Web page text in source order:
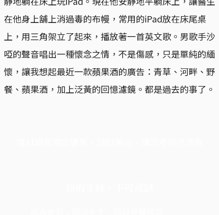
在他身上舖上消過毒的布幔，常用的iPad放在床尾桌
上，用三角架立了起來，播放著一首英文歌。男歌手沙
啞的聲音唱出一種懷念之情，不是傷感，只是單純的緬
懷，讓我想起最近一款蘋果酒的廣告：青草、河畔、野
餐、蘋果酒，加上泛黃的回憶濾鏡。都是過去的事了。